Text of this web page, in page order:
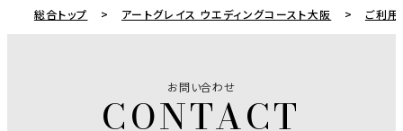
総合トップ アートグレイス ウエディングコースト大阪 ご利用
お問い合わせ